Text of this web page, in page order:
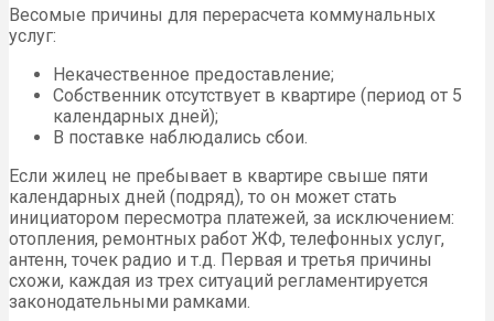
Весомые причины для перерасчета коммунальных
услуг:
Некачественное предоставление;
Собственник отсутствует в квартире (период от 5
календарных дней);
В поставке наблюдались сбои.
Если жилец не пребывает в квартире свыше пяти
календарных дней (подряд), то он может стать
инициатором пересмотра платежей, за исключением:
отопления, ремонтных работ ЖФ, телефонных услуг,
антенн, точек радио и т.д. Первая и третья причины
схожи, каждая из трех ситуаций регламентируется
законодательными рамками.